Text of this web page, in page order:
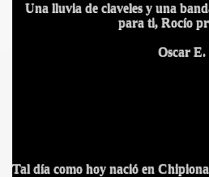
Una lluvia de claveles y una
para ti, Rocío
Oscar E.
Tal día como hoy nació en